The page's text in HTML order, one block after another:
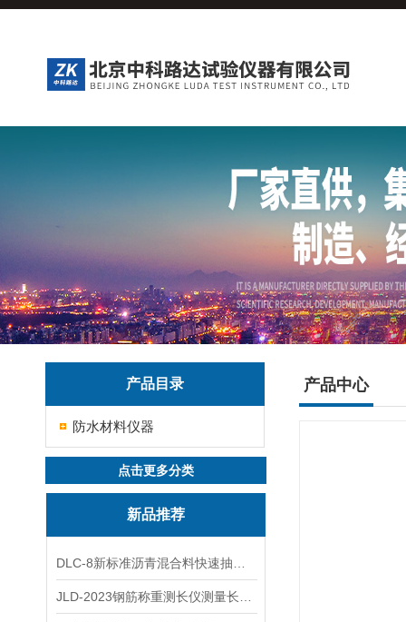
产品目录
防水材料仪器
点击更多分类
新品推荐
产品中心